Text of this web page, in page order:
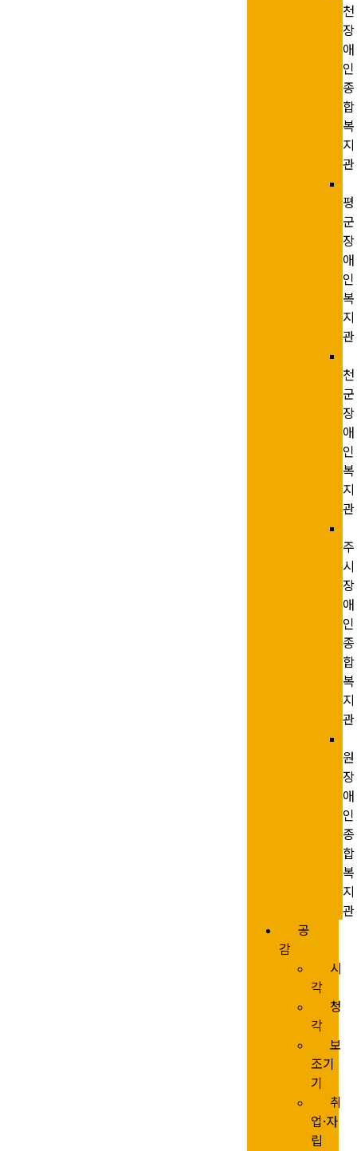
천
장
애
인
종
합
복
지
관
평
군
장
애
인
복
지
관
천
군
장
애
인
복
지
관
주
시
장
애
인
종
합
복
지
관
원
장
애
인
종
합
복
지
관
공
감
시
각
청
각
보
조기
기
취
업·자
립